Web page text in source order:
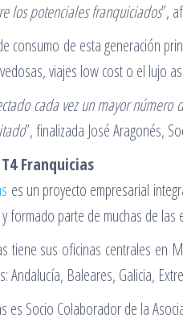
los potenciales franquiciados”,
consumo de esta generación
viajes low cost o el lujo
cada vez un mayor
”, finalizada José Aragonés,
Franquicias
es un proyecto empresarial
formado parte de muchas de
tiene sus oficinas centrales en
Andalucía, Baleares, Galicia,
es Socio Colaborador de la